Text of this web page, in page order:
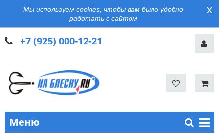
Мы используем cookies, чтобы вам было удобно
работать с сайтом
x
+7 (925) 000-12-21
Меню